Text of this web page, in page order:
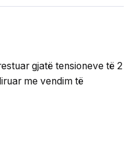
gjatë tensioneve të 2
me vendim të